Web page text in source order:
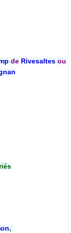
deRivesaltesou
,